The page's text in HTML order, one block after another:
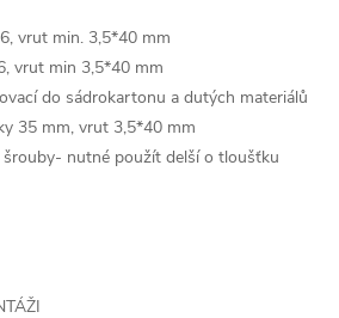
vrut min. 3,5*40 mm
vrut min 3,5*40 mm
do sádrokartonu a dutých materiálů
35 mm, vrut 3,5*40 mm
nutné použít delší o tloušťku